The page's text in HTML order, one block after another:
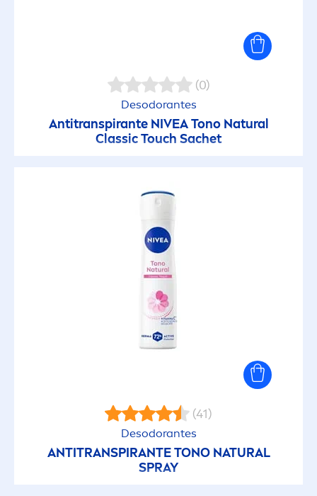
(0)
Desodorantes
Antitranspirante NIVEATono Natural
Classic Touch Sachet
(41)
Desodorantes
ANTITRANSPIRANTE TONO NATURAL
SPRAY